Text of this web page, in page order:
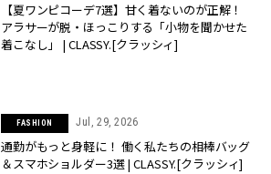
【夏ワンピコーデ7選】甘く着ないのが正解！
アラサーが脱・ほっこりする「小物を聞かせた
着こなし」 | CLASSY.[クラッシィ]
FASHION Jul, 29, 2026
通勤がもっと身軽に！ 働く私たちの相棒バッグ
＆スマホショルダー3選 | CLASSY.[クラッシィ]